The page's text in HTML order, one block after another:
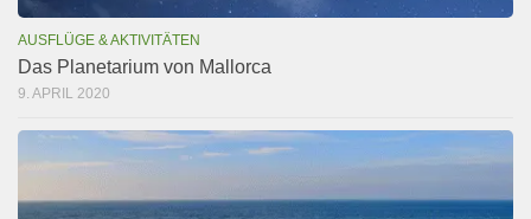
AUSFLÜGE & AKTIVITÄTEN
Das Planetarium von Mallorca
9. APRIL 2020